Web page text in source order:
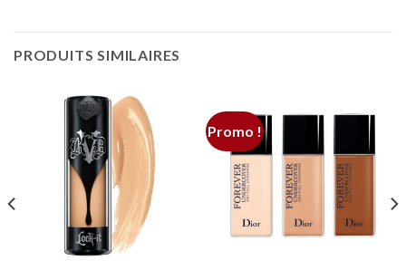
PRODUITS SIMILAIRES
Promo !